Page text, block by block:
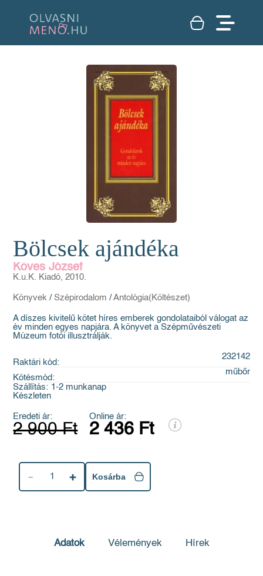
Bölcsek ajándéka
Köves József
K.u.K. Kiadó, 2010.
Könyvek / Szépirodalom / Antológia(Költészet)
A díszes kivitelű kötet híres emberek gondolataiból válogat az
év minden egyes napjára. A könyvet a Szépművészeti
Múzeum fotói illusztrálják.
Raktári kód:
232142
Kötésmód:
műbőr
Szállítás: 1-2 munkanap
Készleten
Eredeti ár:
2 900 Ft
Online ár:
2 436 Ft
1 Kosárba
Adatok Vélemények Hírek